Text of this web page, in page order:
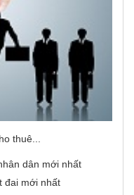
thuê...
dân mới nhất
đai mới nhất